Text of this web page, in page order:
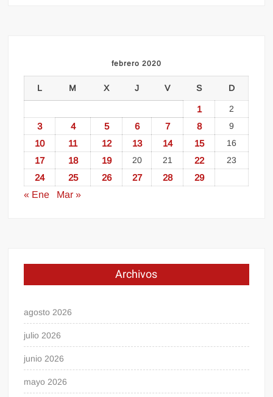
febrero 2020
L M X J V S D
1 2
3 4 5 6 7 8 9
10 11 12 13 14 15 16
17 18 19 20 21 22 23
24 25 26 27 28
29
« Ene
Mar »
Archivos
agosto 2026
julio 2026
junio 2026
mayo 2026